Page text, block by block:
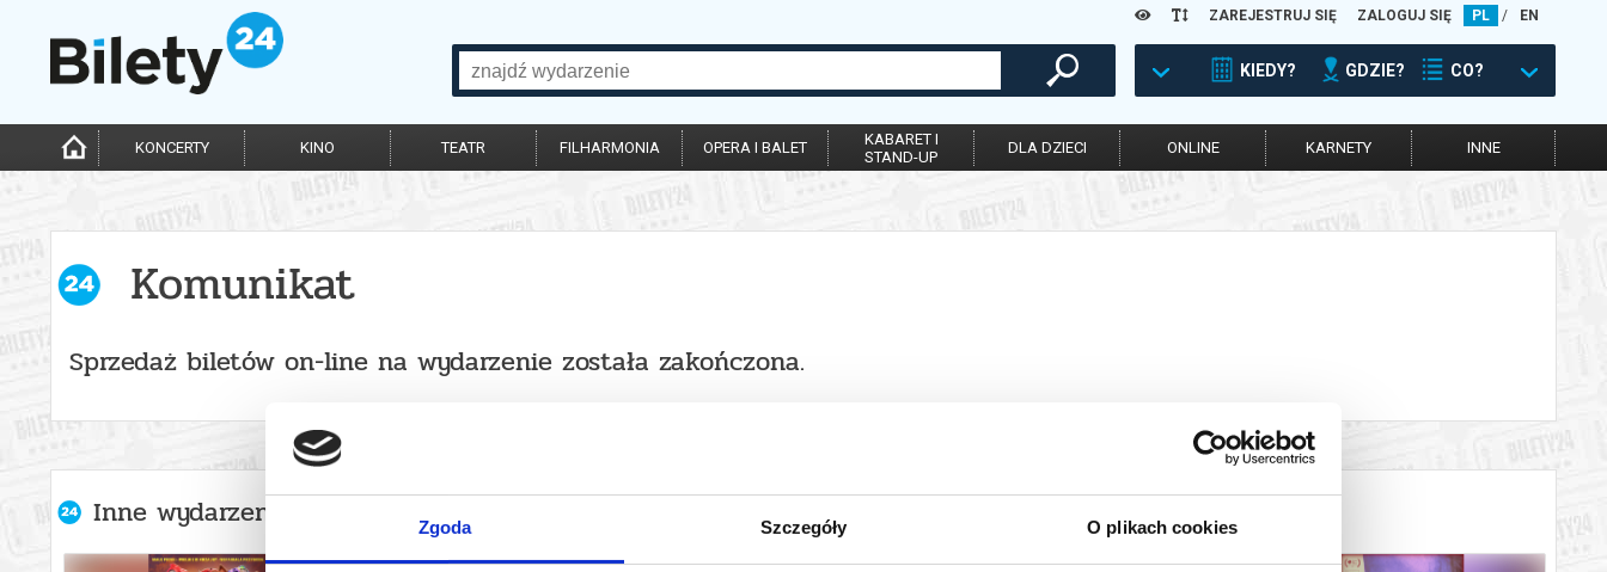
Zgoda Szczegóły O plikach cookies
ZAREJESTRUJ SIĘ ZALOGUJ SIĘ PL / EN
KIEDY? GDZIE? CO?
KONCERTY KINO TEATR FILHARMONIA OPERA I BALET
KABARET I
STAND-UP
DLA DZIECI ONLINE KARNETY INNE
Komunikat
Sprzedaż biletów on-line na wydarzenie została zakończona.
Inne wydarzenia organizatora